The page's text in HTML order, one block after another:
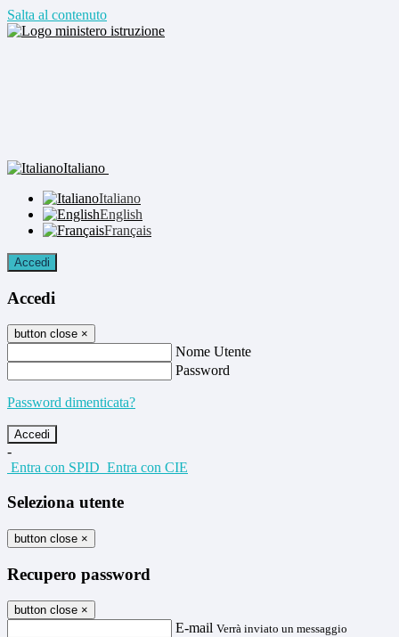
Salta al contenuto
Italiano
Italiano
English
Français
Accedi
Accedi
button close ×
Nome Utente
Password
Password dimenticata?
-
Entra con SPID Entra con CIE
Seleziona utente
button close ×
Recupero password
button close ×
E-mail Verrà inviato un messaggio